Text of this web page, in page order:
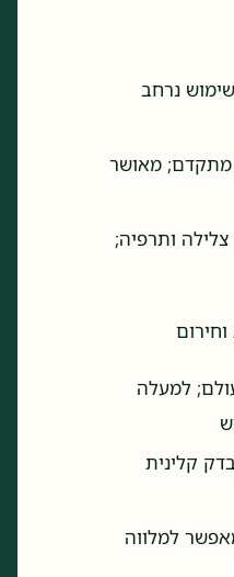
נרחב
מתקדם; מאושר
ותרפיה;
למעלה
קלינית
למלווה